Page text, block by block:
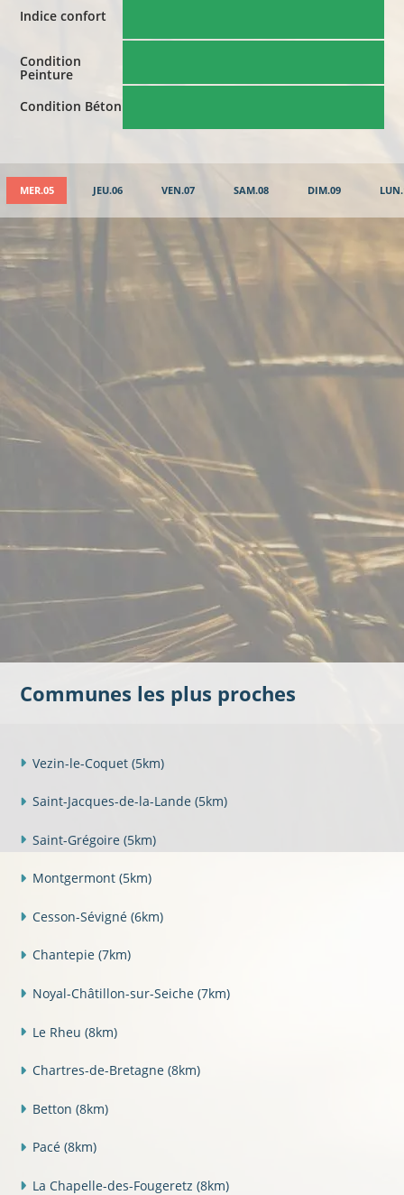
Indice confort
Condition
Peinture
Condition Béton
MER.05 JEU.06 VEN.07 SAM.08 DIM.09
Communes les plus proches
Vezin-le-Coquet (5km)
Saint-Jacques-de-la-Lande (5km)
Saint-Grégoire (5km)
Montgermont (5km)
Cesson-Sévigné (6km)
Chantepie (7km)
Noyal-Châtillon-sur-Seiche (7km)
Le Rheu (8km)
Chartres-de-Bretagne (8km)
Betton (8km)
Pacé (8km)
La Chapelle-des-Fougeretz (8km)